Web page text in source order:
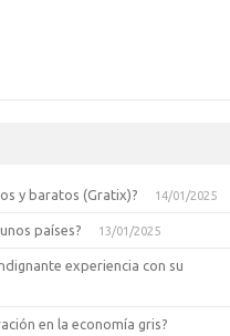
y baratos (Gratix)? 14/01/2025
países? 13/01/2025
experiencia con su
en la economía gris?